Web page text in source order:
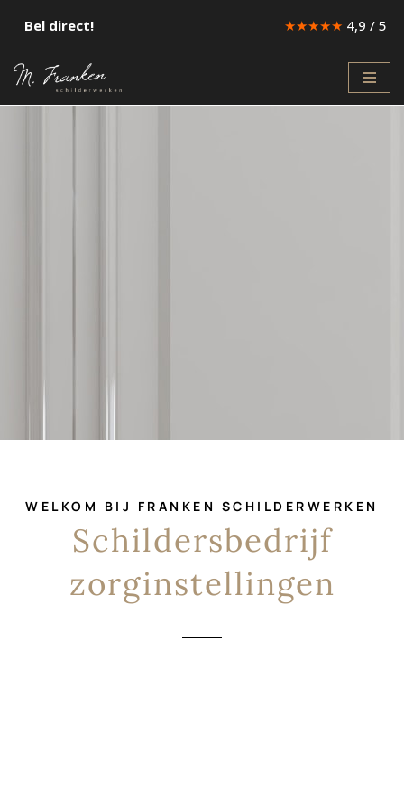
naar
de
Bel direct! ★★★★★ 4,9 / 5
WELKOM BIJ FRANKEN SCHILDERWERKEN
Schildersbedrijf
zorginstellingen